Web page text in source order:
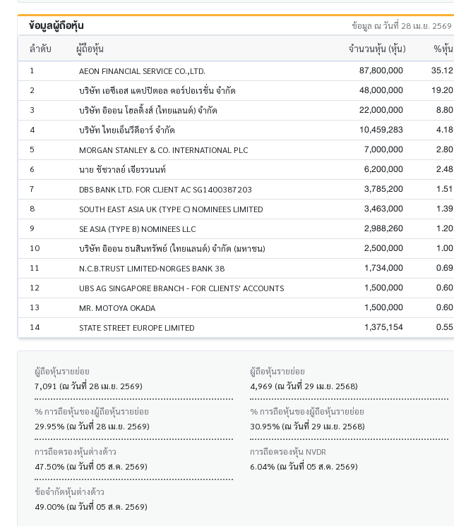
ข้อมูลผู้ถือหุ้น ข้อมูล ณ วันที่ 28 เม.ย. 2569
ลำดับ ผู้ถือหุ้น จำนวนหุ้น (หุ้น) %หุ้น
1 AEON FINANCIAL SERVICE CO.,LTD. 87,800,000 35.12
2 บริษัท เอซีเอส แคปปิตอล คอร์ปอเรชั่น จำกัด 48,000,000 19.20
3 บริษัท อิออน โฮลดิ้งส์ (ไทยแลนด์) จำกัด 22,000,000 8.80
4 บริษัท ไทยเอ็นวีดีอาร์ จำกัด 10,459,283 4.18
5 MORGAN STANLEY & CO. INTERNATIONAL PLC 7,000,000 2.80
6 นาย ชัชวาลย์ เจียรวนนท์ 6,200,000 2.48
7 DBS BANK LTD. FOR CLIENT AC SG1400387203 3,785,200 1.51
8 SOUTH EAST ASIA UK (TYPE C) NOMINEES LIMITED 3,463,000 1.39
9 SE ASIA (TYPE B) NOMINEES LLC 2,988,260 1.20
10 บริษัท อิออน ธนสินทรัพย์ (ไทยแลนด์) จำกัด (มหาชน) 2,500,000 1.00
11 N.C.B.TRUST LIMITED-NORGES BANK 38 1,734,000 0.69
12 UBS AG SINGAPORE BRANCH - FOR CLIENTS' ACCOUNTS 1,500,000 0.60
13 MR. MOTOYA OKADA 1,500,000 0.60
14 STATE STREET EUROPE LIMITED 1,375,154 0.55
ผู้ถือหุ้นรายย่อย
7,091 (ณ วันที่ 28 เม.ย. 2569)
% การถือหุ้นของผู้ถือหุ้นรายย่อย
29.95% (ณ วันที่ 28 เม.ย. 2569)
การถือครองหุ้นต่างด้าว
47.50% (ณ วันที่ 05 ส.ค. 2569)
ข้อจำกัดหุ้นต่างด้าว
49.00% (ณ วันที่ 05 ส.ค. 2569)
ผู้ถือหุ้นรายย่อย
4,969 (ณ วันที่ 29 เม.ย. 2568)
% การถือหุ้นของผู้ถือหุ้นรายย่อย
30.95% (ณ วันที่ 29 เม.ย. 2568)
การถือครองหุ้น NVDR
6.04% (ณ วันที่ 05 ส.ค. 2569)